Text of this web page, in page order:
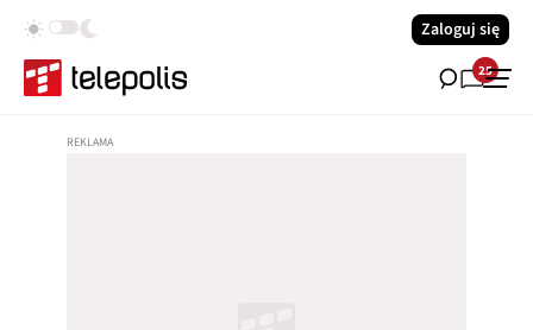
Zaloguj się
25